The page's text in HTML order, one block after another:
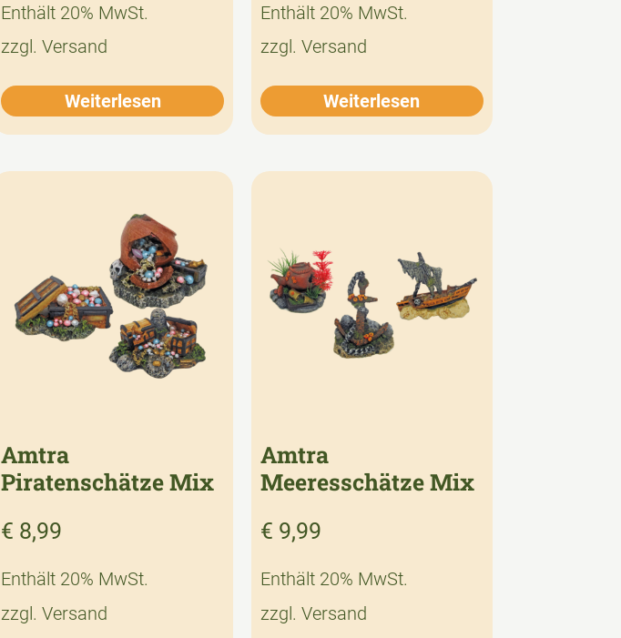
Enthält 20% MwSt.
zzgl.Versand
Weiterlesen
Enthält 20% MwSt.
zzgl. Versand
Weiterlesen
Amtra
Piratenschätze Mix
€ 8,99
Enthält 20% MwSt.
zzgl.Versand
Amtra
Meeresschätze Mix
€ 9,99
Enthält 20% MwSt.
zzgl. Versand